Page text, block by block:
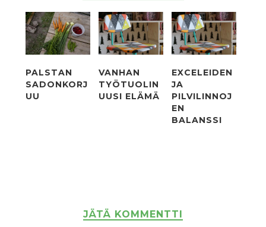
PALSTAN
SADONKORJ
UU
VANHAN
TYÖTUOLIN
UUSI ELÄMÄ
EXCELEIDEN
JA
PILVILINNOJ
EN
BALANSSI
JÄTÄ KOMMENTTI